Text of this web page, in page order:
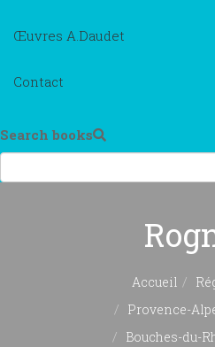
Œuvres A.Daudet
Contact
Search books
Accueil
Provence-
Bouches-du-